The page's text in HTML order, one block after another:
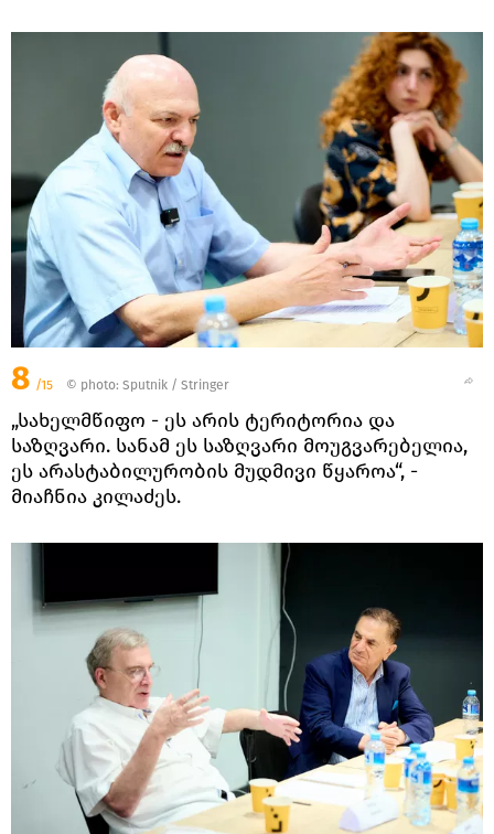
8 /15 © photo: Sputnik / Stringer
„სახელმწიფო - ეს არის ტერიტორია და
საზღვარი. სანამ ეს საზღვარი მოუგვარებელია,
ეს არასტაბილურობის მუდმივი წყაროა“, -
მიაჩნია კილაძეს.